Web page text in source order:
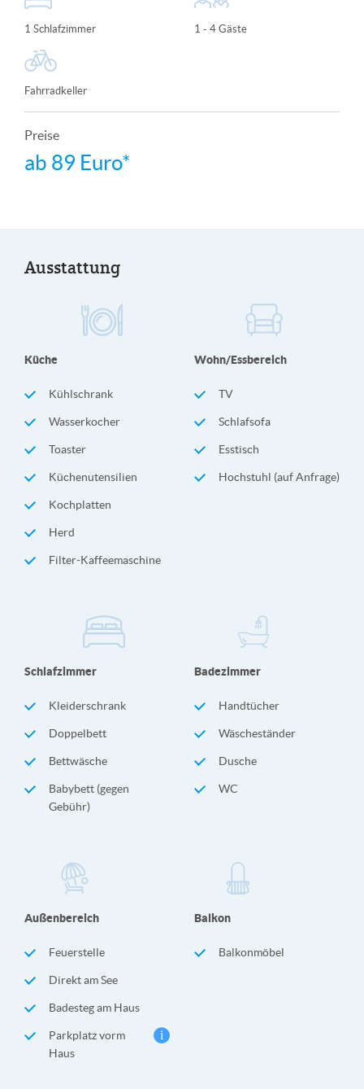
1 Schlafzimmer 1 - 4 Gäste
Fahrradkeller
Preise
ab 89 Euro*
Ausstattung
Küche
Kühlschrank
Wasserkocher
Toaster
Küchenutensilien
Kochplatten
Herd
Filter-Kaffeemaschine
Wohn/Essbereich
TV
Schlafsofa
Esstisch
Hochstuhl (auf Anfrage)
Schlafzimmer
Kleiderschrank
Doppelbett
Bettwäsche
Babybett (gegen
Gebühr)
Badezimmer
Handtücher
Wäscheständer
Dusche
WC
Außenbereich
Feuerstelle
Direkt am See
Badesteg am Haus
Parkplatz vorm
Haus
Balkon
Balkonmöbel